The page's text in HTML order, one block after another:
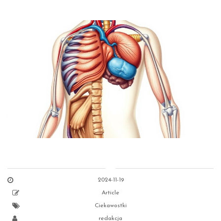
2024-11-19
Article
Ciekawostki
redakcja